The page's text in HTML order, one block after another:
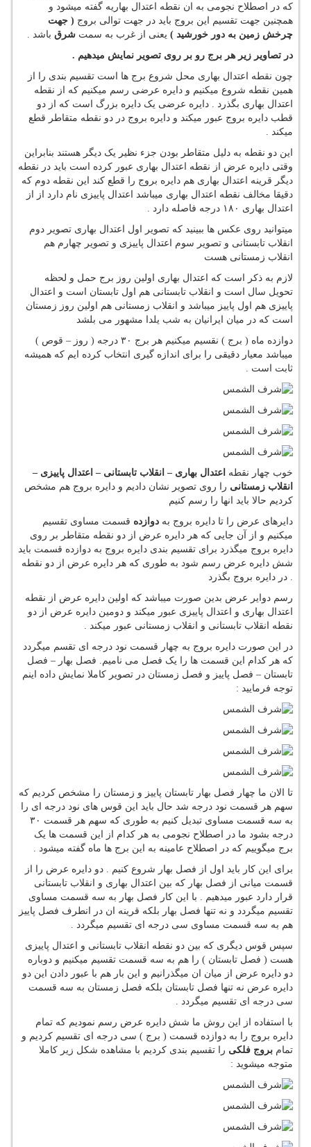
که در اصطلاح نجومی به ان نقطه اعتدال بهاریه گفته میشود و
همچنین جهت تقسیم این بروج باید در جهت توالی بروج ( جهت
چرخش زمین به دور خورشید ) یعنی از غرب به سمت شرق باشد .
در تصاویر زیر هر برج رو بر روی تصویر نمایش میدهیم .
چون نقطه اعتدال بهاری محل شروع برج ها است تقسیم بندی را از
همین نقطه شروع میکنیم و دایره عرضی رسم میکنیم که از نقطه
اعتدال بهاری بگذرد . دایره عرضی یک دایره بزرگ است که از دو
قطب دایره بروج عبور میکند و دایره بروج در دو نقطه متقاطر قطع
میکند .
این دو نقطه به دلیل متقاطر بودن جزء نظیر یک دیگر هستند بنابراین
وقتی دایره عرض از نقطه اعتدال بهاری عبور کرده است باید در نقطه
دیگر قرینه اعتدال بهاری هم دایره بروج را قطع کند این نقطه دوم که
دقیقا مخالف نقطه اعتدال بهاری میباشد اعتدال پاییزی نام دارد از از
اعتدال بهاری ۱۸۰ درجه فاصله دارد .
میتوانید روی عکس ها ببینید که تصویر اول اعتدال بهاری تصویر دوم
انقلاب تابستانی و تصویر سوم اعتدال پاییزی و تصویر چهارم هم
انقلاب زمستانی هست
لازم به ذکر است که اعتدال بهاری اولین روز برج حمل و لحظه
تحویل سال است و انقلاب تابستانی هم اول تابستان است و اعتدال
پاییزی هم اول پاییز میباشد و انقلاب زمستانی هم اولین روز زمستان
است که در میان ایرانیان به شب یلدا مشهور می بلشد
دوازده ماه ( برج ) نقسیم میکنیم هر برج ۳۰ درجه ( روز – قوص )
میباشد معیار دقیقی را برای اندازه گیری انتخاب کرده ایم که همیشه
ثابت است .
خوب چهار نقطه اعتدال بهاری – انقلاب تابستانی – اعتدال پاییزی –
انقلاب زمستانی را روی تصویر نشان دادیم و دایره بروج هم مشخص
کردیم حالا باید انها را رسم کنیم
دایرهای عرض را تا دایره بروج به دوازده قسمت مساوی تقسیم
میکنیم و از آن جایی که هر دایره عرض از دو نقطه متقاطر بر روی
دایره بروج میگذرد برای تقسیم بندی دایره بروج به دوازده قسمت باید
شش دایره عرض رسم شود به طوری که هر دایره عرض از دو نقطه
در دایره بروج بگذرد .
رسم دوایر عرض بدین صورت میباشد که اولین دایره عرض از نقطه
اعتدال بهاری و اعتدال پاییزی عبور میکند و دومین دایره عرض از دو
نقطه انقلاب تابستانی و انقلاب زمستانی عبور میکند .
در این صورت دایره بروج به چهار قسمت نود درجه ای تقسم میگردد
که هر کدام این قسمت ها را یک فصل می نامیم. فصل بهار – فصل
تابستان – فصل پاییز و فصل زمستان در تصویر کاملا نمایش داده اینم
توجه فرمایید :
تا الان ما چهار فصل بهار تابستان پاییز و زمستان را مشخص کردیم که
سهم هر قسمت نود درجه شد حال باید این قوس های نود درجه ای را
به سه قسمت مساوی تبدیل کنیم به طوری که سهم هر قسمت ۳۰
درجه بشود ما در اصطلاح نجومی به هر کدام از این قسمت ها یک
برج میگوییم که در اصطلاح عامینه به این برج ها ماه گفته میشود .
برای این کار باید اول از فصل بهار شروع کنیم . دو دایره عرض را از
قسمت میانی از فصل بهار که بین اعتدال بهاری و انقلاب تابستانی
قرار دارد عبور میدهیم . با این کار فصل بهار به سه قسمت مساوی
تقسیم میگردد و نه تنها فصل بهار بلکه قرینه ان در انطرف فصل پاییز
هم به سه قسمت مساوی سی درجه ای تقسیم میگردد .
سپس قوس دیگری که بین دو نقطه انقلاب تابستانی و اعتدال پاییزی
هست ( فصل تابستان ) را هم به سه قسمت تقسیم میکنیم و دوباره
دو دایره عرض از میان ان میگذرانیم و این بار هم با عبور دادن این دو
دایره عرض نه تنها فصل تابستان بلکه فصل زمستان به سه قسمت
سی درجه ای تقسیم میگردد .
با استفاده از این روش ما شش دایره عرض رسم نمودیم که تمام
دایره بروج را به دوازده قسمت ( برج ) سی درجه ای تقسیم کردیم و
تمام بروج فلکی را تقسیم بندی کردیم با مشاهده شکل زیر کاملا
متوجه میشوید :